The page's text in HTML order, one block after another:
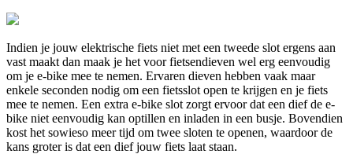
Indien je jouw elektrische fiets niet met een tweede slot ergens aan
vast maakt dan maak je het voor fietsendieven wel erg eenvoudig
om je e-bike mee te nemen. Ervaren dieven hebben vaak maar
enkele seconden nodig om een fietsslot open te krijgen en je fiets
mee te nemen. Een extra e-bike slot zorgt ervoor dat een dief de e-
bike niet eenvoudig kan optillen en inladen in een busje. Bovendien
kost het sowieso meer tijd om twee sloten te openen, waardoor de
kans groter is dat een dief jouw fiets laat staan.